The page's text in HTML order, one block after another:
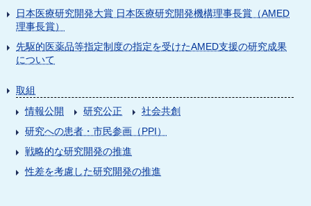
日本医療研究開発大賞 日本医療研究開発機構理事長賞（AMED
理事長賞）
先駆的医薬品等指定制度の指定を受けたAMED支援の研究成果
について
取組
情報公開
研究公正
社会共創
研究への患者・市民参画（PPI）
戦略的な研究開発の推進
性差を考慮した研究開発の推進